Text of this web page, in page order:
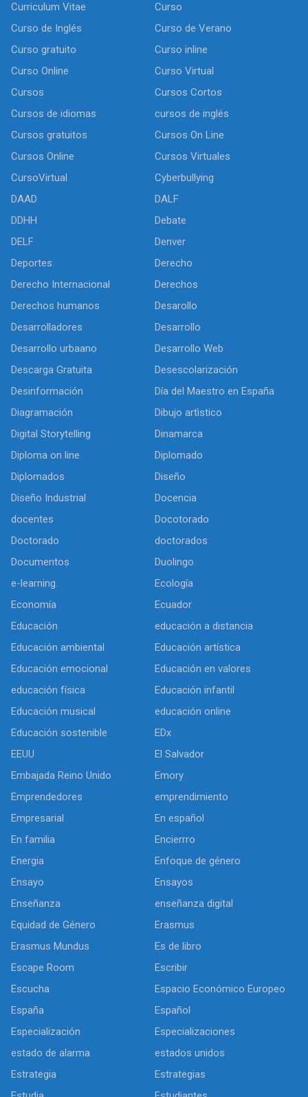
Curriculum Vitae
Curso
Curso de Inglés
Curso de Verano
Curso gratuito
Curso inline
Curso Online
Curso Virtual
Cursos
Cursos Cortos
Cursos de idiomas
cursos de inglés
Cursos gratuitos
Cursos On Line
Cursos Online
Cursos Virtuales
CursoVirtual
Cyberbullying
DAAD
DALF
DDHH
Debate
DELF
Denver
Deportes
Derecho
Derecho Internacional
Derechos
Derechos humanos
Desarollo
Desarrolladores
Desarrollo
Desarrollo urbaano
Desarrollo Web
Descarga Gratuita
Desescolarización
Desinformación
Día del Maestro en España
Diagramación
Dibujo artìstico
Digital Storytelling
Dinamarca
Diploma on line
Diplomado
Diplomados
Diseño
Diseño Industrial
Docencia
docentes
Docotorado
Doctorado
doctorados
Documentos
Duolingo
e-learning.
Ecología
Economía
Ecuador
Educación
educación a distancia
Educación ambiental
Educación artística
Educación emocional
Educación en valores
educación física
Educación infantil
Educación musical
educación online
Educación sostenible
EDx
EEUU
El Salvador
Embajada Reino Unido
Emory
Emprendedores
emprendimiento
Empresarial
En español
En familia
Encierrro
Energia
Enfoque de género
Ensayo
Ensayos
Enseñanza
enseñanza digital
Equidad de Género
Erasmus
Erasmus Mundus
Es de libro
Escape Room
Escribir
Escucha
Espacio Económico Europeo
España
Español
Especialización
Especializaciones
estado de alarma
estados unidos
Estrategia
Estrategias